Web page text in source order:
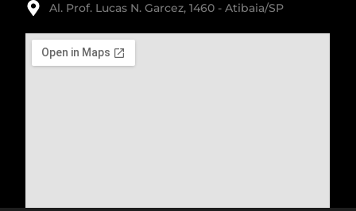
Al. Prof. Lucas N. Garcez, 1460 - Atibaia/SP